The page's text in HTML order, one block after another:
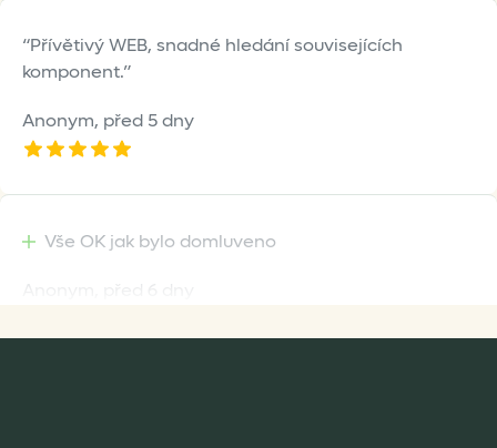
Přívětivý WEB, snadné hledání souvisejících
komponent.
Anonym, před 5 dny
Vše OK jak bylo domluveno